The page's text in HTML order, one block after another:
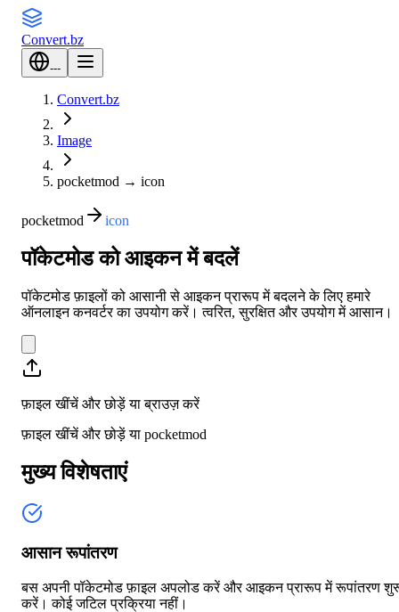
Convert.bz
---
Convert.bz
Image
pocketmod → icon
pocketmod icon
पॉकेटमोड को आइकन में बदलें
पॉकेटमोड फ़ाइलों को आसानी से आइकन प्रारूप में बदलने के लिए हमारे
ऑनलाइन कनवर्टर का उपयोग करें। त्वरित, सुरक्षित और उपयोग में आसान।
फ़ाइल खींचें और छोड़ें या ब्राउज़ करें
फ़ाइल खींचें और छोड़ें या pocketmod
मुख्य विशेषताएं
आसान रूपांतरण
बस अपनी पॉकेटमोड फ़ाइल अपलोड करें और आइकन प्रारूप में रूपांतरण
करें। कोई जटिल प्रक्रिया नहीं।